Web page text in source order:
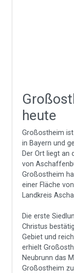
heute
Großostheim
in Bayern und
Der Ort liegt an
von
Großostheim
einer Fläche
Landkreis
Die erste
Christus
Gebiet und
erhielt
Neubrunn das
Großostheim